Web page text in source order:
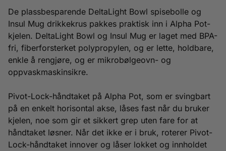
De plassbesparende DeltaLight Bowl spisebolle og
Insul Mug drikkekrus pakkes praktisk inn i Alpha Pot-
kjelen. DeltaLight Bowl og Insul Mug er laget med BPA-
fri, fiberforsterket polypropylen, og er lette, holdbare,
enkle å rengjøre, og er mikrobølgeovn- og
oppvaskmaskinsikre.
Pivot-Lock-håndtaket på Alpha Pot, som er svingbart
på en enkelt horisontal akse, låses fast når du bruker
kjelen, noe som gir et sikkert grep uten fare for at
håndtaket løsner. Når det ikke er i bruk, roterer Pivot-
Lock-håndtaket innover og låser lokket og innholdet